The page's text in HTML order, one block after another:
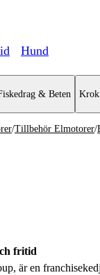
Hund
& Beten
/Tillbehör Elmotorer/
fritid
är en